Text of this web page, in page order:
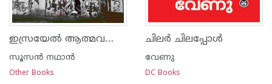
ഇസ്രയേൽ ആത്മവഞ്ചനകളുടെ പുരാവൃത്തം
സൂസന്‍ നഥാന്‍
Other Books
ചിലർ ചിലപ്പോൾ
വേണു
DC Books